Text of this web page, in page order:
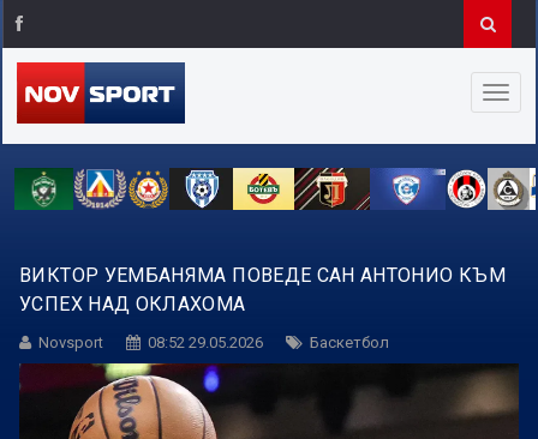
ВИКТОР УЕМБАНЯМА ПОВЕДЕ САН АНТОНИО КЪМ
УСПЕХ НАД ОКЛАХОМА
Novsport 08:52 29.05.2026 Баскетбол